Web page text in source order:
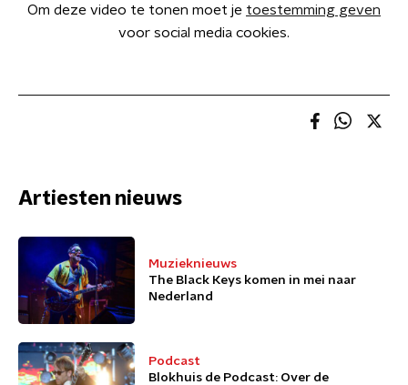
Om deze video te tonen moet je toestemming geven
voor social media cookies.
Artiesten nieuws
Muzieknieuws
The Black Keys komen in mei naar
Nederland
Podcast
Blokhuis de Podcast: Over de